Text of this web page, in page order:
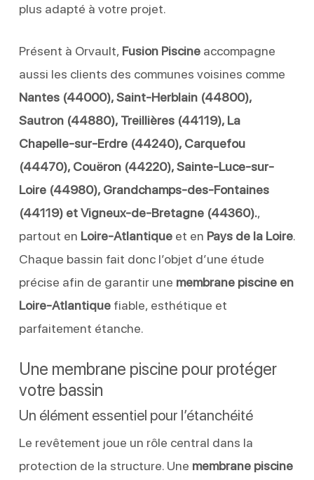
plus adapté à votre projet.
Présent à Orvault, Fusion Piscineaccompagne
aussi les clients des communes voisines comme
Nantes (44000), Saint-Herblain (44800),
Sautron (44880), Treillières (44119), La
Chapelle-sur-Erdre (44240), Carquefou
(44470), Couëron (44220), Sainte-Luce-sur-
Loire (44980), Grandchamps-des-Fontaines
(44119) et Vigneux-de-Bretagne (44360).,
partout en Loire-Atlantiqueet en Pays de la Loire.
Chaque bassin fait donc l’objet d’une étude
précise afin de garantir une membrane piscine en
Loire-Atlantiquefiable, esthétique et
parfaitement étanche.
Une membrane piscine pour protéger
votre bassin
Un élément essentiel pour l’étanchéité
Le revêtement joue un rôle central dans la
protection de la structure. Une membrane piscine